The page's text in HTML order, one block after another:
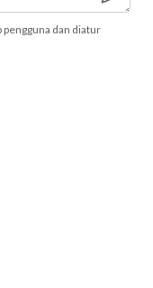
pengguna dan diatur